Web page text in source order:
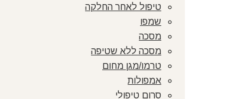
טיפול לאחר החלקה
שמפו
מסכה
מסכה ללא שטיפה
טרמו/מגן מחום
אמפולות
סרום טיפולי